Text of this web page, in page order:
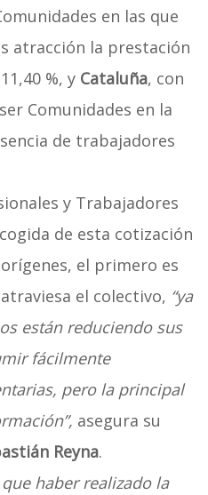
en las que
atracción la prestación
%, y Cataluña, con
Comunidades en la
de trabajadores
y Trabajadores
de esta cotización
el primero es
el colectivo, “ya
están reduciendo sus
fácilmente
pero la principal
asegura su
Reyna.
haber realizado la